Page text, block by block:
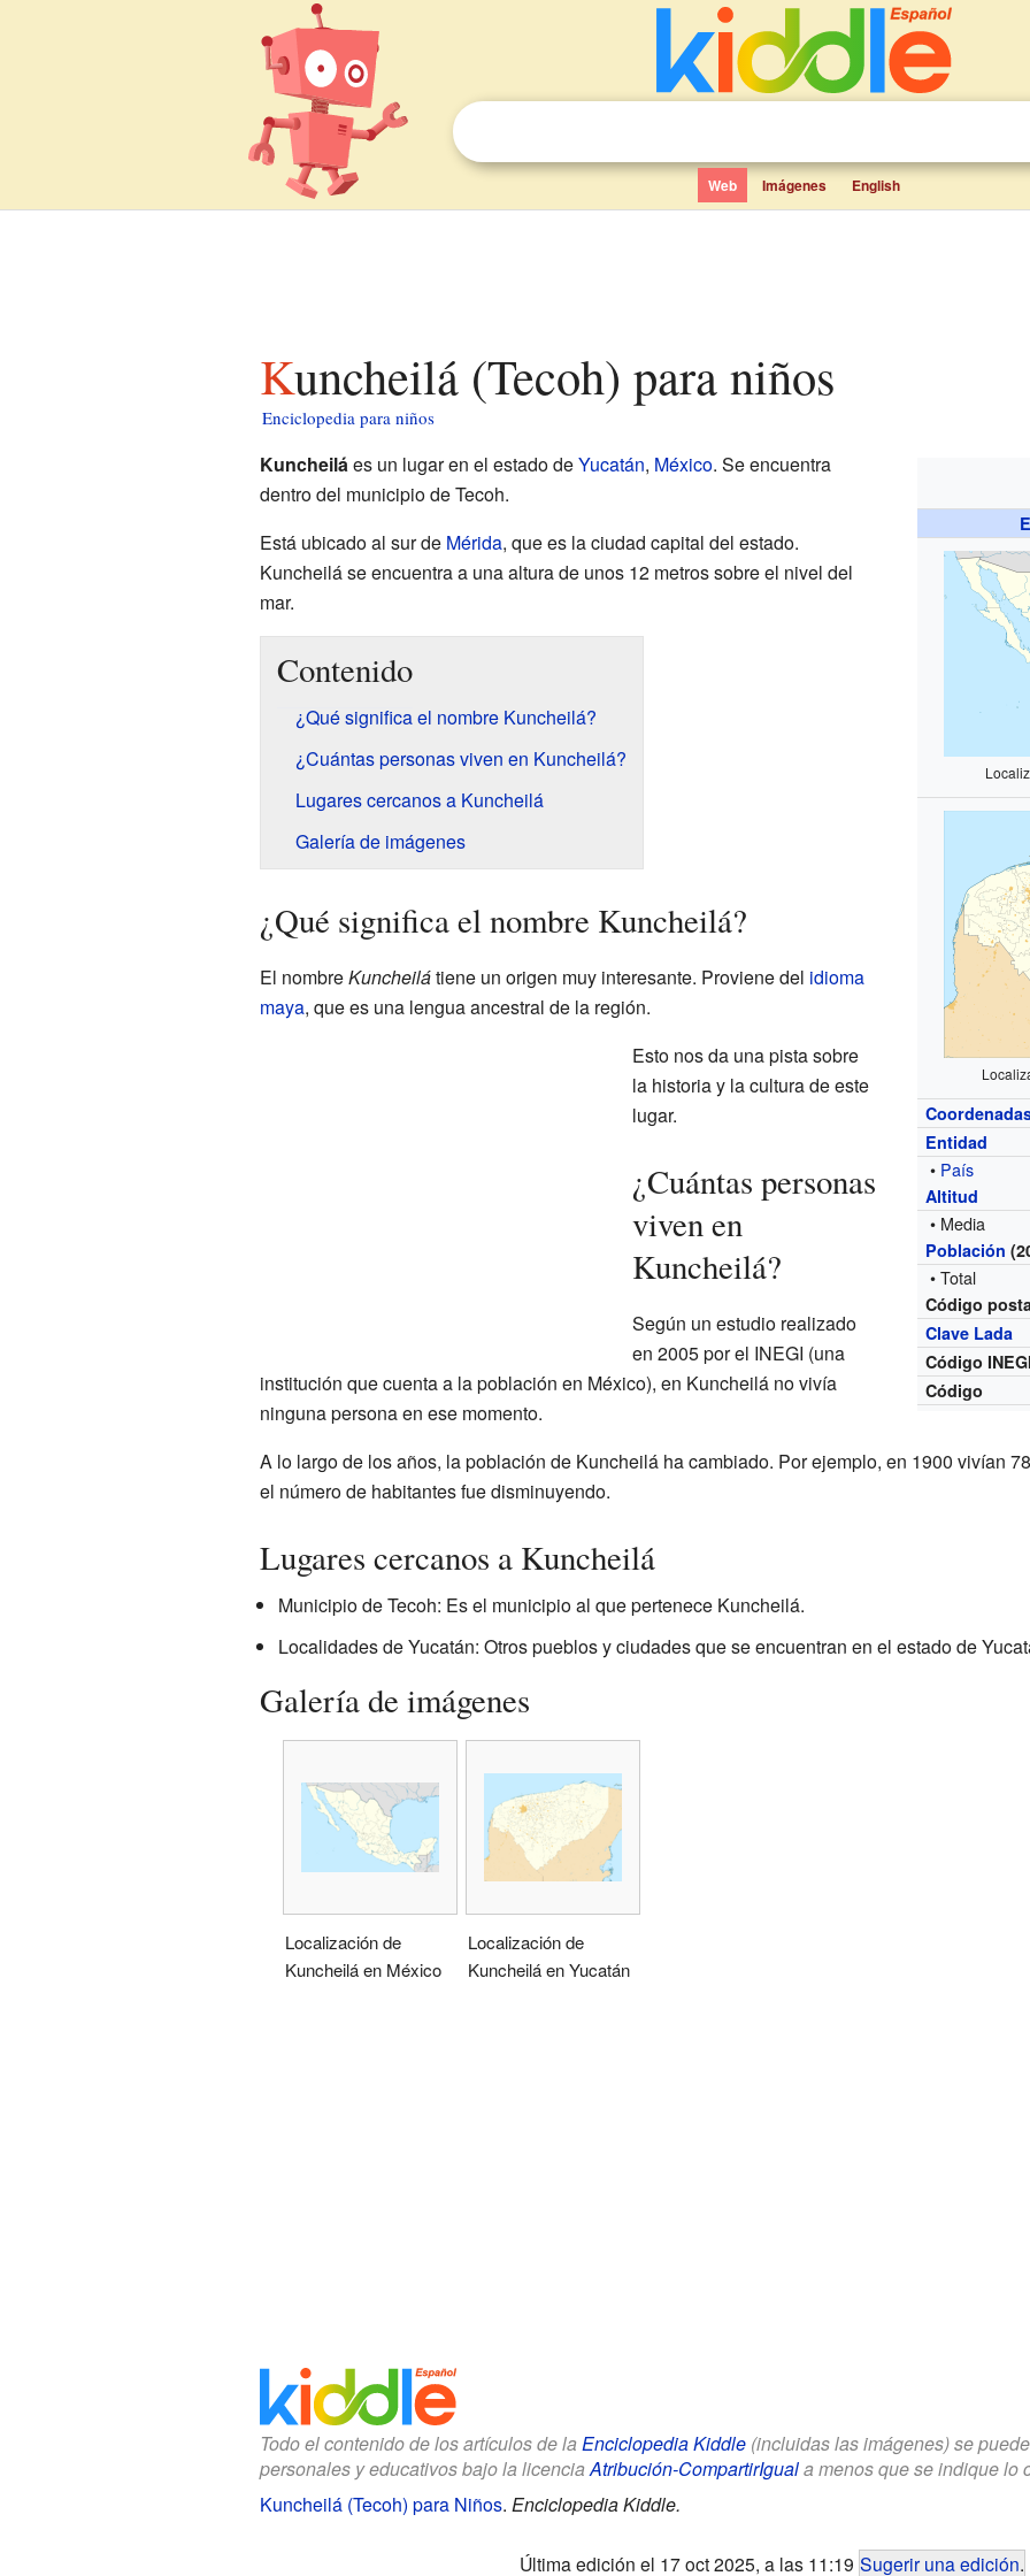
Web Imágenes English
Kuncheilá (Tecoh) para niños
Enciclopedia para niños
Entidad
• País
Altitud
• Media
Población
• Total
Código
Clave Lada
Código
Código
Kuncheiláes un lugar en el estado deYucatán, México. Se encuentra
dentro del municipio de Tecoh.
Está ubicado al sur de Mérida, que es la ciudad capital del estado.
Kuncheilá se encuentra a una altura de unos 12 metros sobre el nivel del
mar.
Contenido
¿Qué significa el nombre Kuncheilá?
¿Cuántas personas viven en Kuncheilá?
Lugares cercanos a Kuncheilá
Galería de imágenes
¿Qué significa el nombre Kuncheilá?
El nombreKuncheilátiene un origen muy interesante. Proviene del idioma
maya, que es una lengua ancestral de la región.
Esto nos da una pista sobre
la historia y la cultura de este
lugar.
¿Cuántas personas
viven en
Kuncheilá?
Según un estudio realizado
en 2005 por el INEGI (una
institución que cuenta a la población en México), en Kuncheilá no vivía
ninguna persona en ese momento.
A lo largo de los años, la población de Kuncheilá ha cambiado. Por ejemplo, en 1900 vivían
el número de habitantes fue disminuyendo.
Lugares cercanos a Kuncheilá
Municipio de Tecoh: Es el municipio al que pertenece Kuncheilá.
Localidades de Yucatán: Otros pueblos y ciudades que se encuentran en el estado de
Galería de imágenes
Localización de
Kuncheilá en México
Localización de
Kuncheilá en Yucatán
Todo el contenido de los artículos de la Enciclopedia Kiddle(incluidas las imágenes) se
personales y educativos bajo la licencia Atribución-CompartirIguala menos que se indique lo
Kuncheilá (Tecoh) para Niños. Enciclopedia Kiddle.
Última edición el 17 oct 2025, a las 11:19 Sugerir una edición.